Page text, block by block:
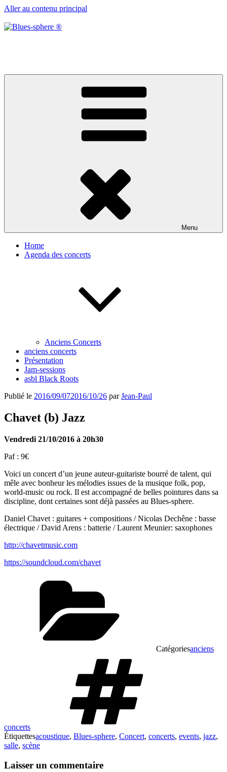
Aller au contenu principal
Menu
Home
Agenda des concerts
Anciens Concerts
anciens concerts
Présentation
Jam-sessions
asbl Black Roots
Publié le 2016/09/072016/10/26 parJean-Paul
Chavet (b) Jazz
Vendredi 21/10/2016 à 20h30
Paf : 9€
Voici un concert d’un jeune auteur-guitariste bourré de talent, qui
mêle avec bonheur les mélodies issues de la musique folk, pop,
world-music ou rock. Il est accompagné de belles pointures dans sa
discipline, dont certaines sont déjà passées au Blues-sphere.
Daniel Chavet : guitares + compositions / Nicolas Dechêne : basse
électrique / David Arens : batterie / Laurent Meunier: saxophones
http://chavetmusic.com
https://soundcloud.com/chavet
Catégoriesanciens
concerts
Étiquettesacoustique, Blues-sphere, Concert, concerts, events, jazz,
salle, scène
Laisser un commentaire